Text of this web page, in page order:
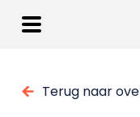
Terug naar